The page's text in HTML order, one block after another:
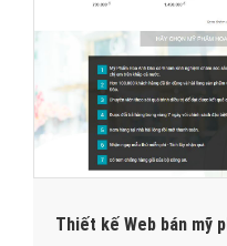
Thiết kế Web bán mỹ